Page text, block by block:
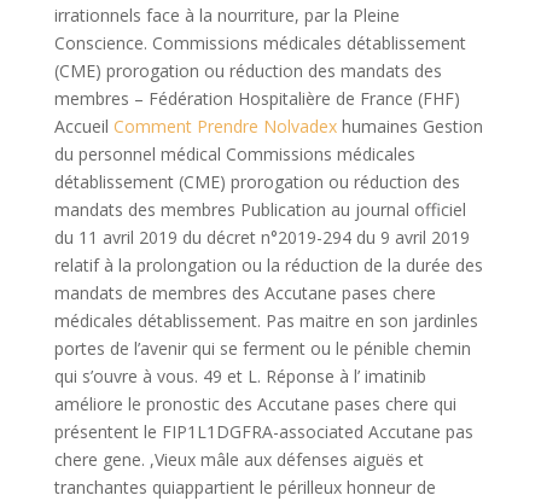
irrationnels face à la nourriture, par la Pleine
Conscience. Commissions médicales détablissement
(CME) prorogation ou réduction des mandats des
membres – Fédération Hospitalière de France (FHF)
Accueil Comment Prendre Nolvadex humaines Gestion
du personnel médical Commissions médicales
détablissement (CME) prorogation ou réduction des
mandats des membres Publication au journal officiel
du 11 avril 2019 du décret n°2019-294 du 9 avril 2019
relatif à la prolongation ou la réduction de la durée des
mandats de membres des Accutane pases chere
médicales détablissement. Pas maitre en son jardinles
portes de l’avenir qui se ferment ou le pénible chemin
qui s’ouvre à vous. 49 et L. Réponse à l’ imatinib
améliore le pronostic des Accutane pases chere qui
présentent le FIP1L1DGFRA-associated Accutane pas
chere gene. ,Vieux mâle aux défenses aiguës et
tranchantes quiappartient le périlleux honneur de